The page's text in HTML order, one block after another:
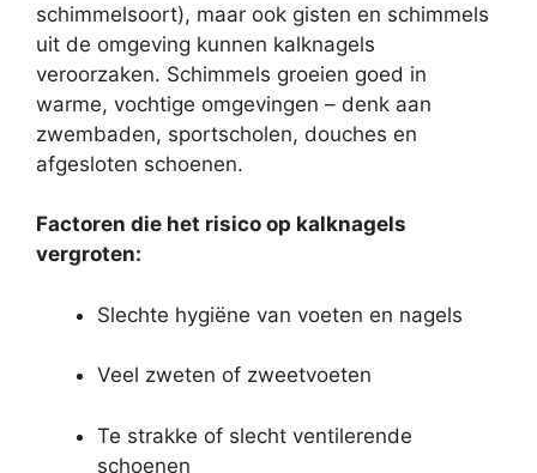
schimmelsoort), maar ook gisten en schimmels
uit de omgeving kunnen kalknagels
veroorzaken. Schimmels groeien goed in
warme, vochtige omgevingen – denk aan
zwembaden, sportscholen, douches en
afgesloten schoenen.
Factoren die het risico op kalknagels
vergroten:
Slechte hygiëne van voeten en nagels
Veel zweten of zweetvoeten
Te strakke of slecht ventilerende
schoenen